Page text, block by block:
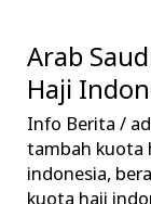
Arab
Haji
Info Berita /
tambah kuota
indonesia,
Arab
Saudi
Kesulitan
Tambah
Kuota